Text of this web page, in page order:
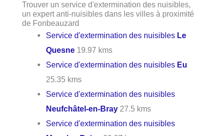
Trouver un service d'extermination des nuisibles,
un expert anti-nuisibles dans les villes à proximité
de Fonbeauzard
Service d'extermination des nuisibles Le
Quesne 19.97 kms
Service d'extermination des nuisibles Eu
25.35 kms
Service d'extermination des nuisibles
Neufchâtel-en-Bray 27.5 kms
Service d'extermination des nuisibles